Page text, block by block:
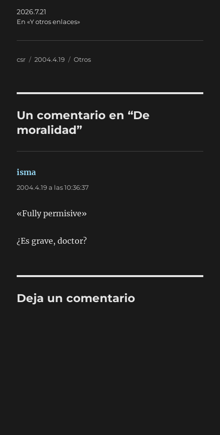
2026.7.21
En «Y otros enlaces»
Autor
csr
Publicado
2004.4.19 Categorías
Otros
Un comentario en “De
moralidad”
isma
2004.4.19 a las 10:36:37
«Fully permisive»
¿Es grave, doctor?
Deja un comentario